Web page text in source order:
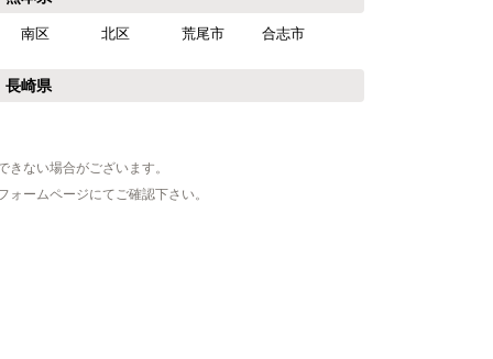
南区 北区 荒尾市 合志市
長崎県
ない場合がございます。
ームページにてご確認下さい。